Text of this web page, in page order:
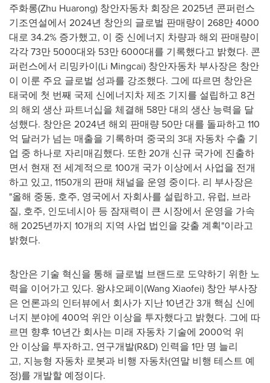
주화롱(Zhu Huarong) 창안자동차 회장은 2025년 콘퍼런스
기조연설에서 2024년 창안의 글로벌 판매량이 268만 4000
대로 34.2% 증가했고, 이 중 신에너지 차량과 해외 판매량이
각각 73만 5000대와 53만 6000대를 기록했다고 밝혔다. 콘
퍼런스에서 리밍카이(Li Mingcai) 창안자동차 부사장은 창안
이 이룬 주요 글로벌 성과를 강조했다. 그에 따르면 창안은
태국에 첫 번째 국제 신에너지차 제조 기지를 설립하고 8건
의 해외 생산 파트너십을 체결해 58만 대의 생산 능력을 달
성했다. 창안은 2024년 해외 판매량 50만 대를 돌파하고 110
억 달러가 넘는 매출을 기록하며 중국의 3대 자동차 수출 기
업 중 하나로 자리매김했다. 또한 20개 신규 국가에 진출하
면서 현재 전 세계적으로 100개 국가 이상에서 사업을 전개
하고 있고, 1150개의 판매 채널을 운영 중이다. 리 부사장은
"올해 중동, 호주, 영국에서 자회사를 설립하고, 유럽, 브라
질, 호주, 인도네시아 등 잠재력이 큰 시장에서 운영을 가속
해 2025년까지 10개의 지역 사업 법인을 갖출 계획"이라고
밝혔다.
창안은 기술 혁신을 통해 글로벌 브랜드로 도약하기 위한 노
력을 이어가고 있다. 왕샤오페이(Wang Xiaofei) 창안 부사장
은 언론과의 인터뷰에서 회사가 지난 10년간 3개 핵심 신에
너지 분야에 400억 위안 이상을 투자했다고 밝혔다. 그에 따
르면 향후 10년간 회사는 미래 자동차 기술에 2000억 위
안 이상을 투자하고, 연구개발(R&D) 인력을 1만 명 늘리
고, 지능형 자동차 로봇과 비행 자동차(연말 비행 테스트 예
정)를 개발할 예정이다.